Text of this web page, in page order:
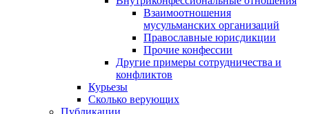
Взаимоотношения
мусульманских организаций
Православные юрисдикции
Прочие конфессии
Другие примеры сотрудничества и
конфликтов
Курьезы
Сколько верующих
Публикации